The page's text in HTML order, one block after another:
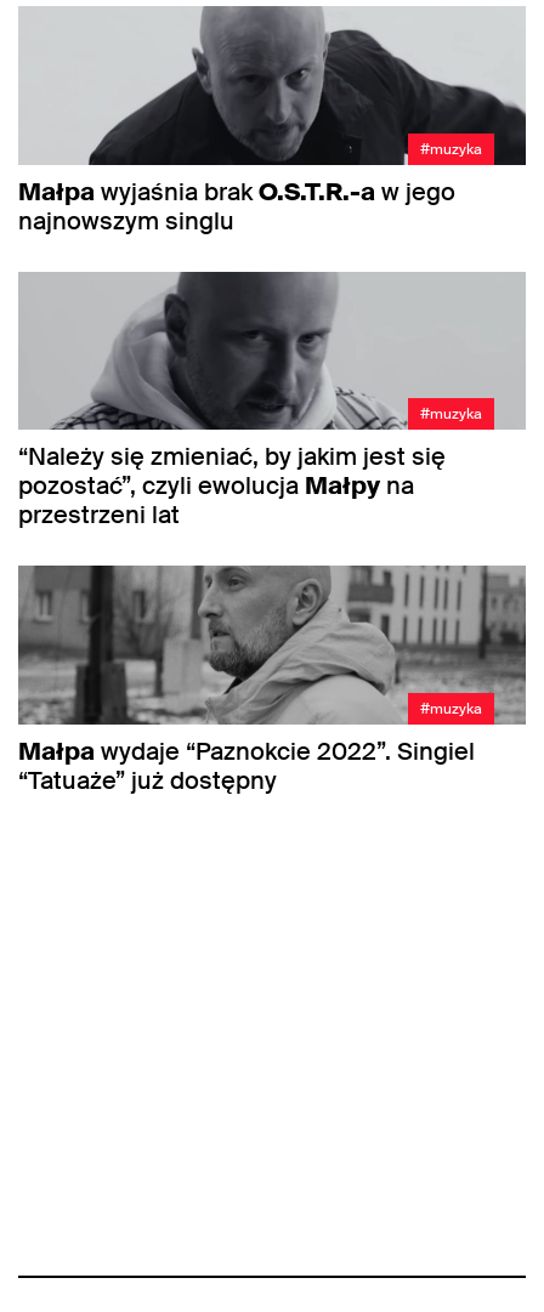
#muzyka
Małpawyjaśnia brakO.S.T.R.-aw jego
najnowszym singlu
#muzyka
“Należy się zmieniać, by jakim jest się
pozostać”, czyli ewolucja Małpy na
przestrzeni lat
#muzyka
Małpawydaje “Paznokcie 2022”. Singiel
“Tatuaże” już dostępny